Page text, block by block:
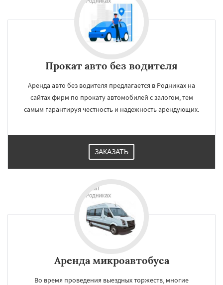
Прокат авто без водителя
Аренда авто без водителя предлагается в Родниках на
сайтах фирм по прокату автомобилей с залогом, тем
самым гарантируя честность и надежность арендующих.
ЗАКАЗАТЬ
Аренда микроавтобуса
Во время проведения выездных торжеств, многие